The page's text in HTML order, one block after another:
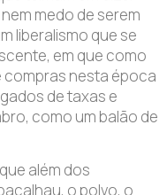
medo de serem
liberalismo que se
em que como
compras nesta época
de taxas e
como um balão de
além dos
o polvo, o